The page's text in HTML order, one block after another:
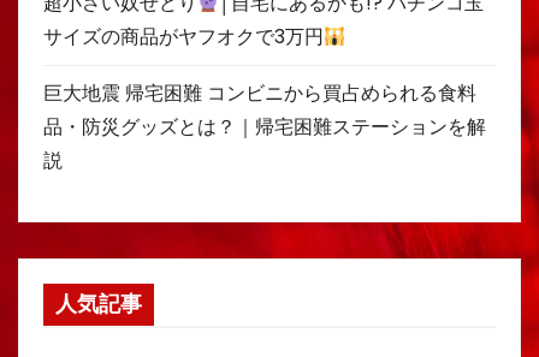
サイズの商品がヤフオクで3万円
巨大地震 帰宅困難 コンビニから買占められる食料
品・防災グッズとは？｜帰宅困難ステーションを解
説
人気記事